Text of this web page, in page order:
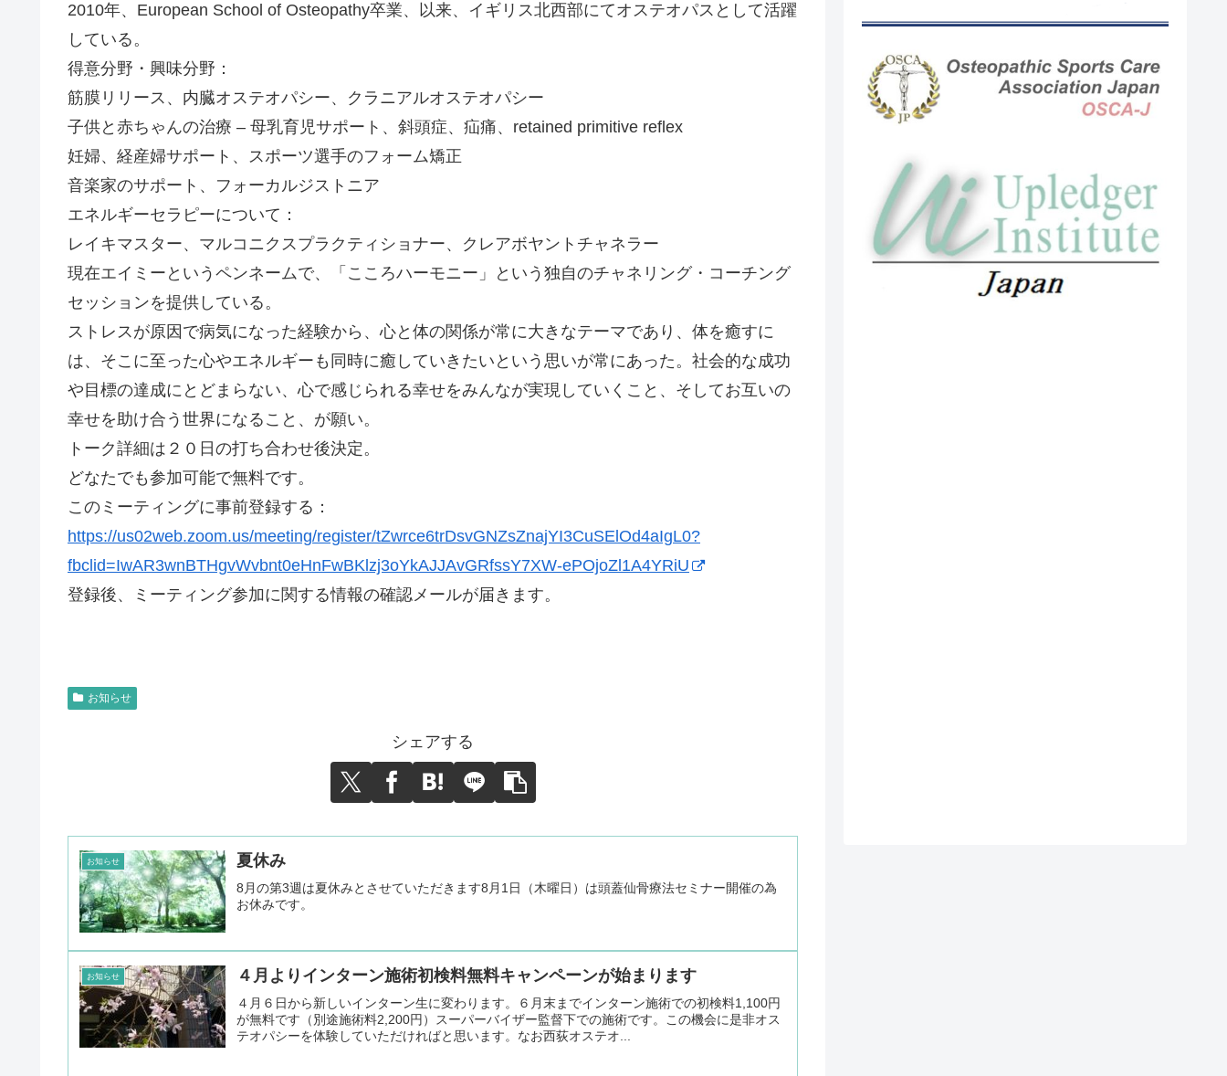
2010年、European School of Osteopathy卒業、以来、イギリス北西部にてオステオパスとして活躍
している。
得意分野・興味分野：
筋膜リリース、内臓オステオパシー、クラニアルオステオパシー
子供と赤ちゃんの治療 – 母乳育児サポート、斜頭症、疝痛、retained primitive reflex
妊婦、経産婦サポート、スポーツ選手のフォーム矯正
音楽家のサポート、フォーカルジストニア
エネルギーセラピーについて：
レイキマスター、マルコニクスプラクティショナー、クレアボヤントチャネラー
現在エイミーというペンネームで、「こころハーモニー」という独自のチャネリング・コーチング
セッションを提供している。
ストレスが原因で病気になった経験から、心と体の関係が常に大きなテーマであり、体を癒すに
は、そこに至った心やエネルギーも同時に癒していきたいという思いが常にあった。社会的な成功
や目標の達成にとどまらない、心で感じられる幸せをみんなが実現していくこと、そしてお互いの
幸せを助け合う世界になること、が願い。
トーク詳細は２０日の打ち合わせ後決定。
どなたでも参加可能で無料です。
このミーティングに事前登録する：
https://us02web.zoom.us/meeting/register/tZwrce6trDsvGNZsZnajYI3CuSElOd4aIgL0?
fbclid=IwAR3wnBTHgvWvbnt0eHnFwBKlzj3oYkAJJAvGRfssY7XW-ePOjoZl1A4YRiU
登録後、ミーティング参加に関する情報の確認メールが届きます。
お知らせ
シェアする
お知らせ 夏休み
8月の第3週は夏休みとさせていただきます8月1日（木曜日）は頭蓋仙骨療法セミナー開催の為
お休みです。
お知らせ ４月よりインターン施術初検料無料キャンペーンが始まります
４月６日から新しいインターン生に変わります。６月末までインターン施術での初検料1,100円
が無料です（別途施術料2,200円）スーパーバイザー監督下での施術です。この機会に是非オス
テオパシーを体験していただければと思います。なお西荻オステオ...